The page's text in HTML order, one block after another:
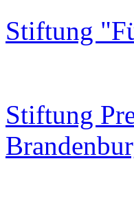
Stiftung
Stiftung